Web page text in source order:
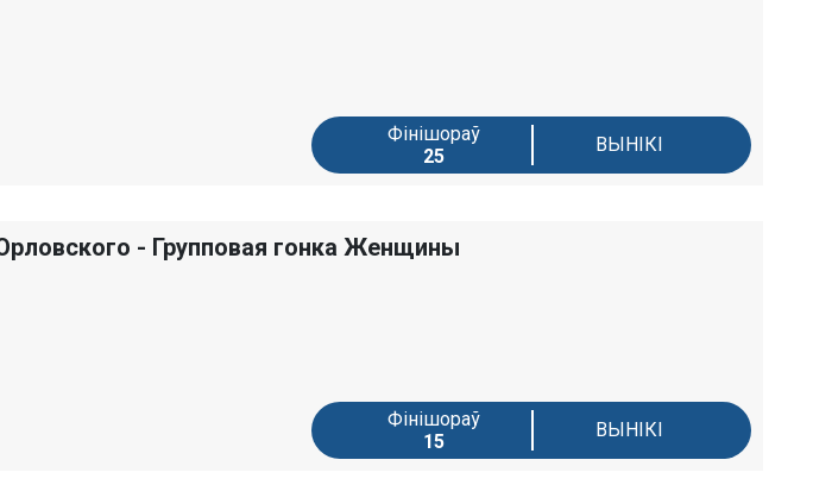
Фінішораў
25
ВЫНІКІ
- Групповая гонка Женщины
Фінішораў
15
ВЫНІКІ